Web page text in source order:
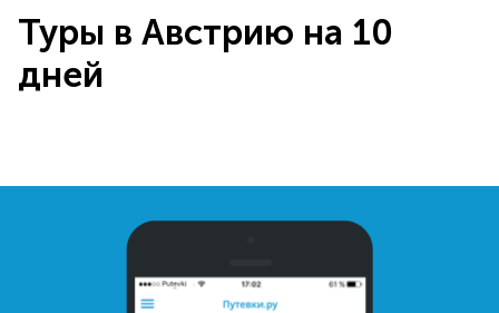
Туры в Австрию на 10
дней